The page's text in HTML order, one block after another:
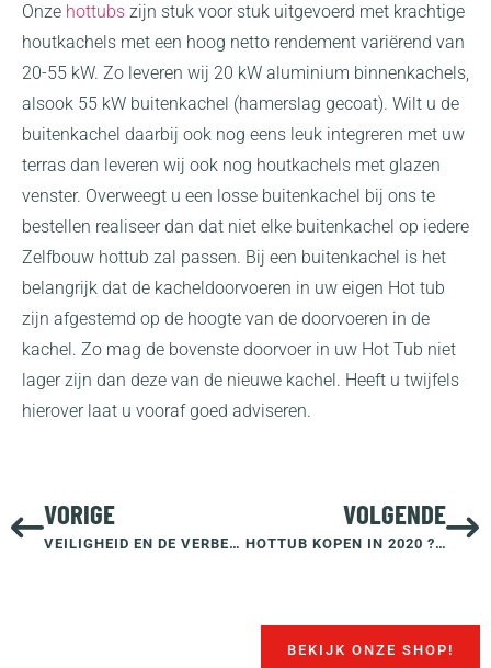
Onze hottubs zijn stuk voor stuk uitgevoerd met krachtige
houtkachels met een hoog netto rendement variërend van
20-55 kW. Zo leveren wij 20 kW aluminium binnenkachels,
alsook 55 kW buitenkachel (hamerslag gecoat). Wilt u de
buitenkachel daarbij ook nog eens leuk integreren met uw
terras dan leveren wij ook nog houtkachels met glazen
venster. Overweegt u een losse buitenkachel bij ons te
bestellen realiseer dan dat niet elke buitenkachel op iedere
Zelfbouw hottub zal passen. Bij een buitenkachel is het
belangrijk dat de kacheldoorvoeren in uw eigen Hot tub
zijn afgestemd op de hoogte van de doorvoeren in de
kachel. Zo mag de bovenste doorvoer in uw Hot Tub niet
lager zijn dan deze van de nieuwe kachel. Heeft u twijfels
hierover laat u vooraf goed adviseren.
VORIGE
VEILIGHEID EN DE VERBETERDE MATERIALEN.
VOLGENDE
HOTTUB KOPEN IN 2020 ? NEDERLANDS FABRICAAT
BEKIJK ONZE SHOP!